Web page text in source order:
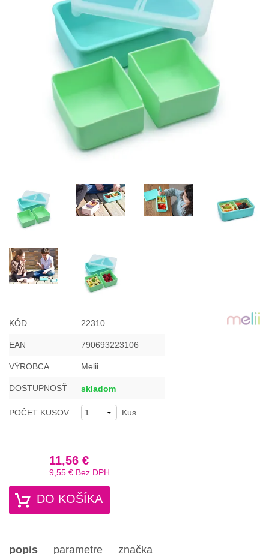
KÓD 22310
EAN 790693223106
VÝROBCA Melii
DOSTUPNOSŤ skladom
POČET KUSOV Kus
11,56 €
9,55 € Bez DPH
DO KOŠÍKA
popis parametre značka